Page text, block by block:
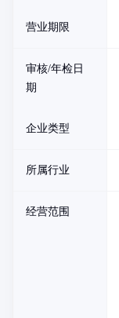
营业期限
审核/年检日
期
企业类型
所属行业
经营范围